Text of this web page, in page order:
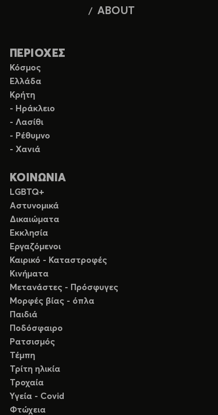
ABOUT
ΠΕΡΙΟΧΕΣ
Κόσμος
Ελλάδα
Κρήτη
- Ηράκλειο
- Λασίθι
- Ρέθυμνο
- Χανιά
ΚΟΙΝΩΝΙΑ
LGBTQ+
Αστυνομικά
Δικαιώματα
Εκκλησία
Εργαζόμενοι
Καιρικό - Καταστροφές
Κινήματα
Μετανάστες - Πρόσφυγες
Μορφές βίας - όπλα
Παιδιά
Ποδόσφαιρο
Ρατσισμός
Τέμπη
Τρίτη ηλικία
Τροχαία
Υγεία - Covid
Φτώχεια